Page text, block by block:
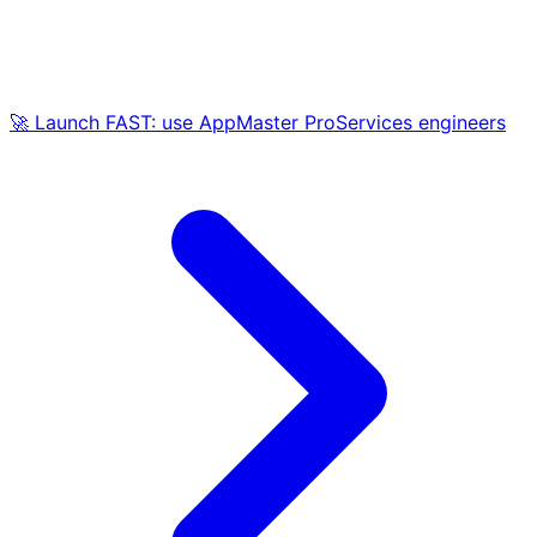
🚀 Launch FAST: use AppMaster ProServices engineers